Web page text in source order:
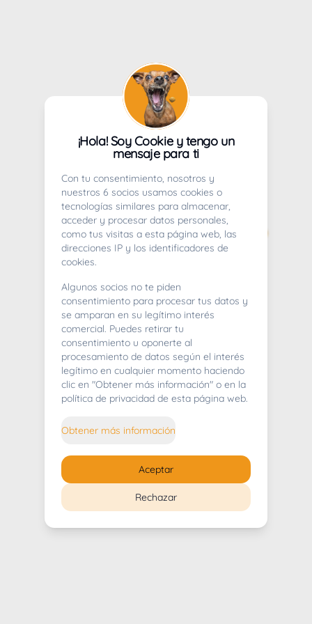
404
Whoops! Lo sentimos mucho.
¡Hola! Soy Cookie y tengo un
mensaje para ti
Con tu consentimiento, nosotros y
nuestros 6 socios usamos cookies o
tecnologías similares para almacenar,
acceder y procesar datos personales,
como tus visitas a esta página web, las
direcciones IP y los identificadores de
cookies.
Algunos socios no te piden
consentimiento para procesar tus datos y
se amparan en su legítimo interés
comercial. Puedes retirar tu
consentimiento u oponerte al
procesamiento de datos según el interés
legítimo en cualquier momento haciendo
clic en "Obtener más información" o en la
política de privacidad de esta página web.
Obtener más información
Rechazar
Aceptar